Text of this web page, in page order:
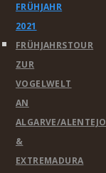
FRÜHJAHR
2021
FRÜHJAHRSTOUR
ZUR
VOGELWELT
AN
ALGARVE/ALENTEJO
&
EXTREMADURA